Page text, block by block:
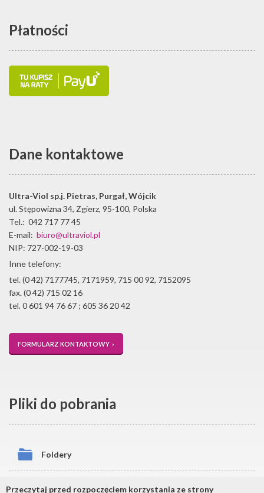
Płatności
Dane kontaktowe
Ultra-Viol sp.j. Pietras, Purgał, Wójcik
ul. Stępowizna 34, Zgierz, 95-100, Polska
Tel.: 042 717 77 45
E-mail: biuro@ultraviol.pl
NIP: 727-002-19-03
Inne telefony:
tel. (0 42) 7177745, 7171959, 715 00 92, 7152095
fax. (0 42) 715 02 16
tel. 0 601 94 76 67 ; 605 36 20 42
FORMULARZ KONTAKTOWY ›
Pliki do pobrania
Foldery
Certyfikaty
Przeczytaj przed rozpoczęciem korzystania ze strony